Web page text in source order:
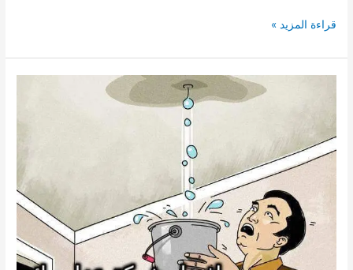
افضل
عزل
مائى
لؤلؤة
الجنوب
عزل
والخزانات
قراءة المزيد »